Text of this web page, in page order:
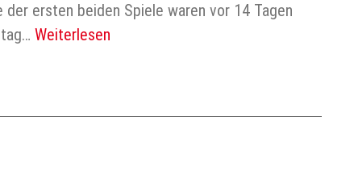
ersten beiden Spiele waren vor 14 Tagen
Weiterlesen